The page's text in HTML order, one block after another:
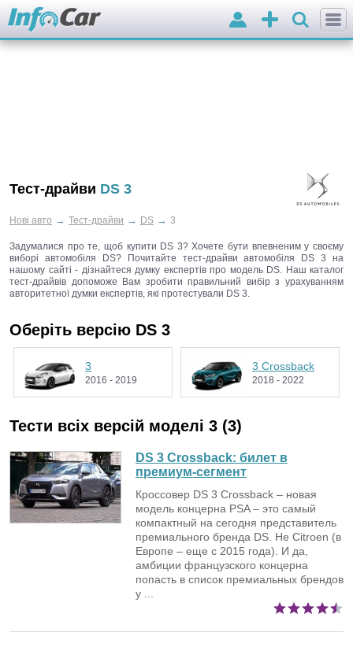
Додати
оголошення
Вхід
Тест-драйви DS 3
Нові авто → Тест-драйви → DS → 3
Задумалися про те, щоб купити DS 3? Хочете бути впевненим у своєму
виборі автомобіля DS? Почитайте тест-драйви автомобіля DS 3 на
нашому сайті - дізнайтеся думку експертів про модель DS. Наш каталог
тест-драйвів допоможе Вам зробити правильний вибір з урахуванням
авторитетної думки експертів, які протестували DS 3.
Оберіть версію DS 3
3
2016 - 2019
3 Crossback
2018 - 2022
Тести всіх версій моделі 3 (3)
DS 3 Crossback: билет в
премиум-сегмент
Кроссовер DS 3 Crossback – новая
модель концерна PSA – это самый
компактный на сегодня представитель
премиального бренда DS. Не Citroen (в
Европе – еще с 2015 года). И да,
амбиции французского концерна
попасть в список премиальных брендов
у ...